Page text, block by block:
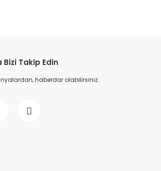
Takip Edin
haberdar olabilirsiniz.